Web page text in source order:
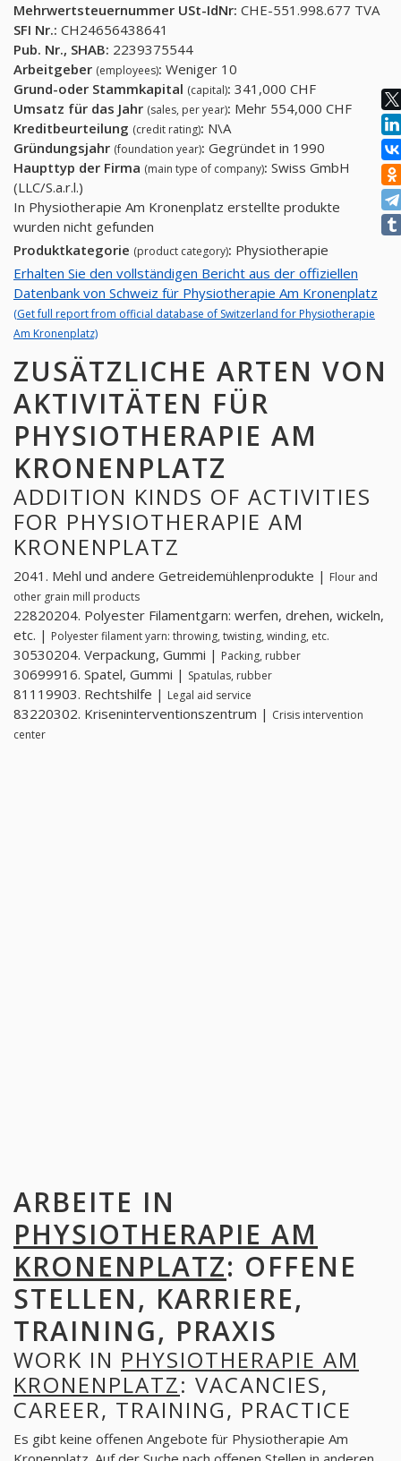
Mehrwertsteuernummer USt-IdNr: CHE-551.998.677 TVA
SFI Nr.: CH24656438641
Pub. Nr., SHAB: 2239375544
Arbeitgeber (employees): Weniger 10
Grund-oder Stammkapital (capital): 341,000 CHF
Umsatz für das Jahr (sales, per year): Mehr 554,000 CHF
Kreditbeurteilung (credit rating): N\A
Gründungsjahr (foundation year): Gegründet in 1990
Haupttyp der Firma (main type of company): Swiss GmbH
(LLC/S.a.r.l.)
In Physiotherapie Am Kronenplatz erstellte produkte
wurden nicht gefunden
Produktkategorie (product category): Physiotherapie
Erhalten Sie den vollständigen Bericht aus der offiziellen
Datenbank von Schweiz für Physiotherapie Am Kronenplatz
(Get full report from official database of Switzerland for Physiotherapie
Am Kronenplatz)
ZUSÄTZLICHE ARTEN VON
AKTIVITÄTEN FÜR
PHYSIOTHERAPIE AM
KRONENPLATZ
ADDITION KINDS OF ACTIVITIES
FOR PHYSIOTHERAPIE AM
KRONENPLATZ
2041. Mehl und andere Getreidemühlenprodukte | Flour and
other grain mill products
22820204. Polyester Filamentgarn: werfen, drehen, wickeln,
etc. | Polyester filament yarn: throwing, twisting, winding, etc.
30530204. Verpackung, Gummi | Packing, rubber
30699916. Spatel, Gummi | Spatulas, rubber
81119903. Rechtshilfe | Legal aid service
83220302. Kriseninterventionszentrum | Crisis intervention
center
ARBEITE IN
PHYSIOTHERAPIE AM
KRONENPLATZ: OFFENE
STELLEN, KARRIERE,
TRAINING, PRAXIS
WORK IN PHYSIOTHERAPIE AM
KRONENPLATZ: VACANCIES,
CAREER, TRAINING, PRACTICE
Es gibt keine offenen Angebote für Physiotherapie Am